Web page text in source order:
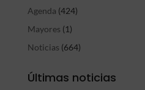
Agenda (424)
Mayores (1)
Noticias (664)
Últimas noticias